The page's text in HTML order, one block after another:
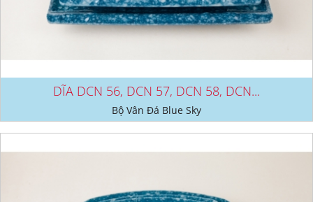
DĨA DCN 56, DCN 57, DCN 58, DCN...
Bộ Vân Đá Blue Sky